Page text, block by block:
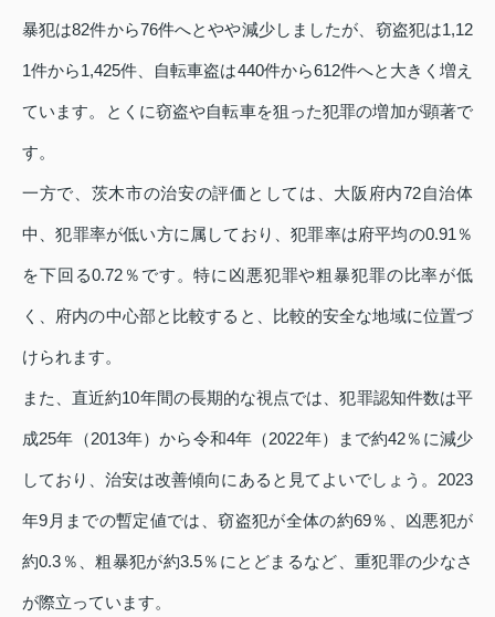
暴犯は82件から76件へとやや減少しましたが、窃盗犯は1,12
1件から1,425件、自転車盗は440件から612件へと大きく増え
ています。とくに窃盗や自転車を狙った犯罪の増加が顕著で
す。
一方で、茨木市の治安の評価としては、大阪府内72自治体
中、犯罪率が低い方に属しており、犯罪率は府平均の0.91％
を下回る0.72％です。特に凶悪犯罪や粗暴犯罪の比率が低
く、府内の中心部と比較すると、比較的安全な地域に位置づ
けられます。
また、直近約10年間の長期的な視点では、犯罪認知件数は平
成25年（2013年）から令和4年（2022年）まで約42％に減少
しており、治安は改善傾向にあると見てよいでしょう。2023
年9月までの暫定値では、窃盗犯が全体の約69％、凶悪犯が
約0.3％、粗暴犯が約3.5％にとどまるなど、重犯罪の少なさ
が際立っています。